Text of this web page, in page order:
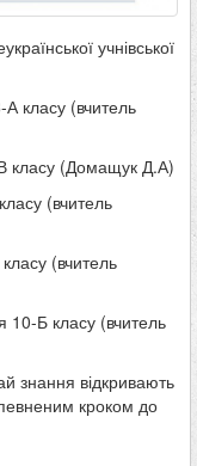
учнівської
А класу (вчитель
В класу (Домащук Д.А)
(вчитель
(вчитель
10-Б класу (вчитель
знання відкривають
кроком до